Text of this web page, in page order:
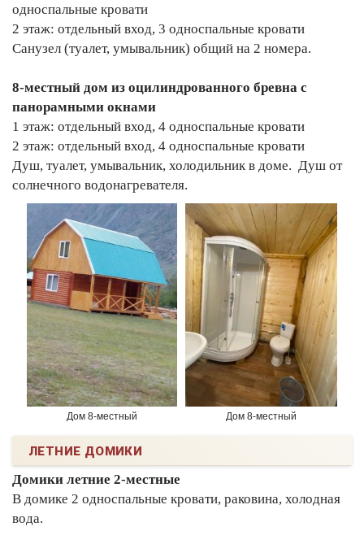
односпальные кровати
2 этаж: отдельный вход, 3 односпальные кровати
Санузел (туалет, умывальник) общий на 2 номера.
8-местный дом из оцилиндрованного бревна с
панорамными окнами
1 этаж: отдельный вход, 4 односпальные кровати
2 этаж: отдельный вход, 4 односпальные кровати
Душ, туалет, умывальник, холодильник в доме. Душ от
солнечного водонагревателя.
Дом 8-местный Дом 8-местный
ЛЕТНИЕ ДОМИКИ
Домики летние 2-местные
В домике 2 односпальные кровати, раковина, холодная
вода.